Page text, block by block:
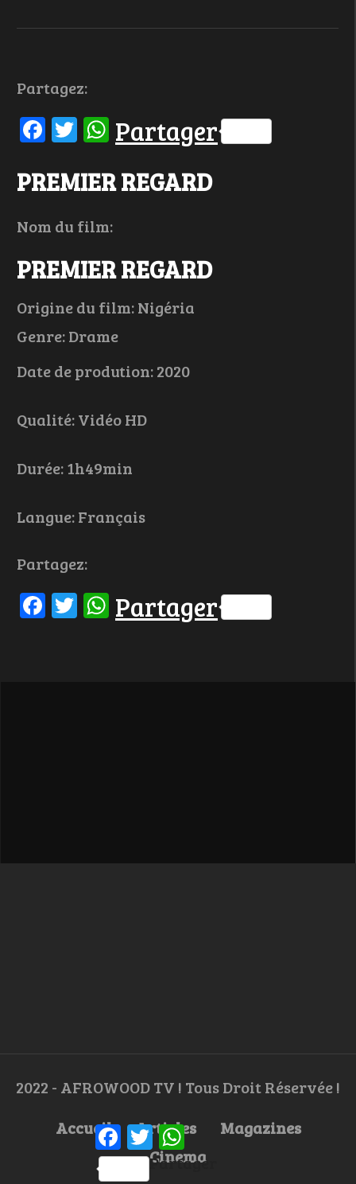
Partagez:
Facebook
Twitter
WhatsApp
Partager
PREMIER REGARD
Nom du film:
PREMIER REGARD
Origine du film: Nigéria
Genre: Drame
Date de prodution: 2020
Qualité: Vidéo HD
Durée: 1h49min
Langue: Français
Partagez:
Facebook
Twitter
WhatsApp
Partager
2022 - AFROWOOD TV ! Tous Droit Réservée !
Accueil
Articles
Magazines
Cinema
Facebook
TwitterWhatsApp
Partager